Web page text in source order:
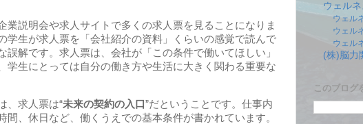
説明会や求人サイトで多くの求人票を見ることになりま
学生が求人票を「会社紹介の資料」くらいの感覚で読んで
誤解です。求人票は、会社が「この条件で働いてほしい」
学生にとっては自分の働き方や生活に大きく関わる重要な
、求人票は“未来の契約の入口”だということです。仕事内
間、休日など、働くうえでの基本条件が書かれています。
ウェル
ウェル
ウェル
ウェル
(株)脳力
このブログ